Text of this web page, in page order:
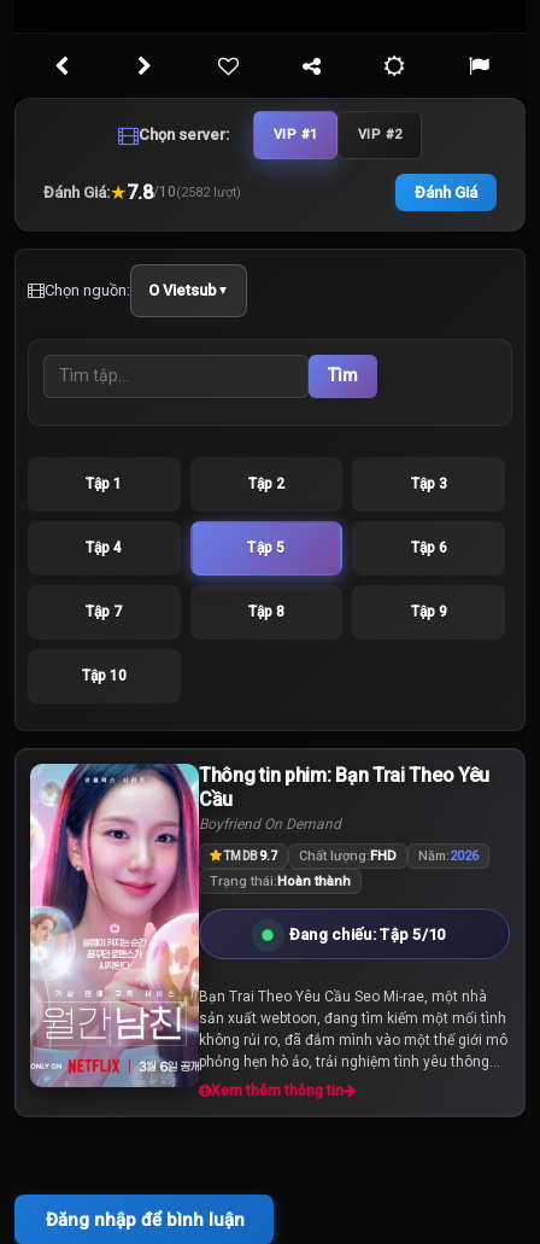
Chọn server: VIP #1 VIP #2
Đánh Giá:★7.8/10(2582 lượt) Đánh Giá
Chọn nguồn: O Vietsub▼
Tìm
Tập 1 Tập 2 Tập 3
Tập 4 Tập 5 Tập 6
Tập 7 Tập 8 Tập 9
Tập 10
Thông tin phim: Bạn Trai Theo Yêu
Cầu
Boyfriend On Demand
TMDB9.7 Chất lượng:FHD Năm:2026
Trạng thái:Hoàn thành
Đang chiếu: Tập 5/10
Bạn Trai Theo Yêu Cầu Seo Mi-rae, một nhà
sản xuất webtoon, đang tìm kiếm một mối tình
không rủi ro, đã đắm mình vào một thế giới mô
phỏng hẹn hò ảo, trải nghiệm tình yêu thông
qua một mối quan hệ kỹ thuật số.
Xem thêm thông tin
Đăng nhập để bình luận